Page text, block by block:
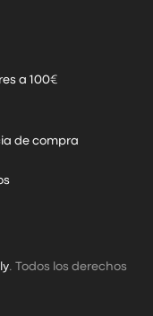
a 100€
de compra
. Todos los derechos